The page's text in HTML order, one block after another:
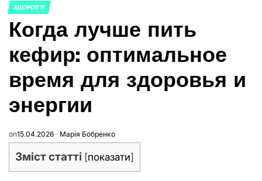
ОПУБЛИКОВАНО
В
ЗДОРОВ'Я
Когда лучше пить
кефир: оптимальное
время для здоровья и
энергии
on15.04.2026 Марія Бобренко
Зміст статті [показати]